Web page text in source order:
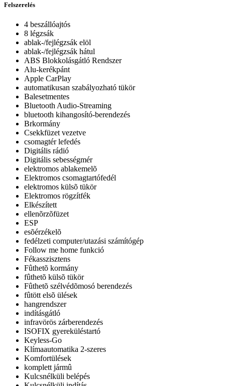
Felszerelés
4 beszállóajtós
8 légzsák
ablak-/fejlégzsák elöl
ablak-/fejlégzsák hátul
ABS Blokkolásgátló Rendszer
Alu-kerékpánt
Apple CarPlay
automatikusan szabályozható tükör
Balesetmentes
Bluetooth Audio-Streaming
bluetooth kihangosító-berendezés
Brkormány
Csekkfüzet vezetve
csomagtér lefedés
Digitális rádió
Digitális sebességmér
elektromos ablakemelõ
Elektromos csomagtartófedél
elektromos külsõ tükör
Elektromos rögzítfék
Elkészített
ellenõrzõfüzet
ESP
esõérzékelõ
fedélzeti computer/utazási számítógép
Follow me home funkció
Fékasszisztens
Fûthetõ kormány
fûthetõ külsõ tükör
Fûthetõ szélvédõmosó berendezés
fûtött elsõ ülések
hangrendszer
indításgátló
infravörös zárberendezés
ISOFIX gyereküléstartó
Keyless-Go
Klímaautomatika 2-szeres
Komfortülések
komplett jármû
Kulcsnélküli belépés